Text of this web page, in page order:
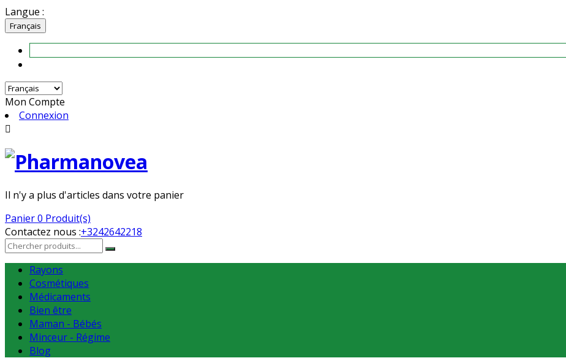
Langue :
Français
Mon Compte
Connexion

Il n'y a plus d'articles dans votre panier
Panier0 Produit(s)
Contactez nous :+3242642218
Rayons
Cosmétiques
Médicaments
Bien être
Maman - Bébés
Minceur - Régime
Blog